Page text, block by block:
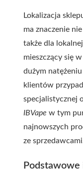
Lokalizacja
ma znaczenie
także dla
mieszczący się
dużym
klientów
specjalistycznej
IBVape w tym
najnowszych
ze